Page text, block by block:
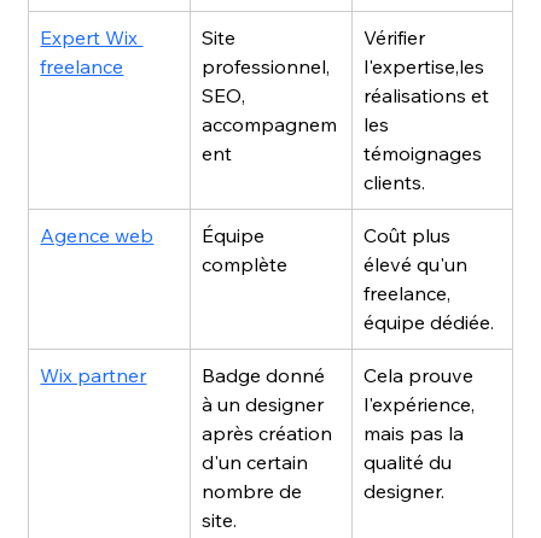
Expert Wix
freelance
Site
professionnel,
SEO,
accompagnem
ent
Vérifier
l'expertise,les
réalisations et
les
témoignages
clients.
Agence web
Équipe
complète
Coût plus
élevé qu'un
freelance,
équipe dédiée.
Wix partner
Badge donné
à un designer
après création
d'un certain
nombre de
site.
Cela prouve
l'expérience,
mais pas la
qualité du
designer.